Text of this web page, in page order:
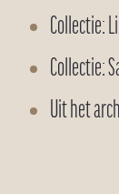
Collectie:
Collectie:
Uit het